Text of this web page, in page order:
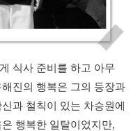
식사 준비를 하고 아무
진의 행복은 그의 등장과
과 철칙이 있는 차승원에
행복한 일탈이었지만,